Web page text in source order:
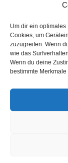
Um dir ein
Cookies, um
zuzugreifen. Wenn
wie das
Wenn du deine
bestimmte
wieder im
Brüder
Audi R8
weiß, wie